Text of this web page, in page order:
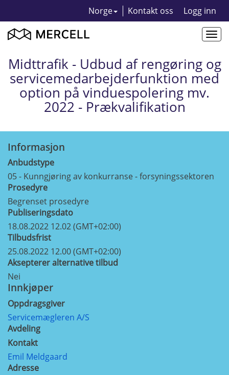
Norge Kontakt oss Logg inn
Midttrafik - Udbud af rengøring og
servicemedarbejderfunktion med
option på vinduespolering mv.
2022 - Prækvalifikation
Informasjon
Anbudstype
05 - Kunngjøring av konkurranse - forsyningssektoren
Prosedyre
Begrenset prosedyre
Publiseringsdato
18.08.2022 12.02 (GMT+02:00)
Tilbudsfrist
25.08.2022 12.00 (GMT+02:00)
Aksepterer alternative tilbud
Nei
Innkjøper
Oppdragsgiver
Servicemægleren A/S
Avdeling
Kontakt
Emil Meldgaard
Adresse